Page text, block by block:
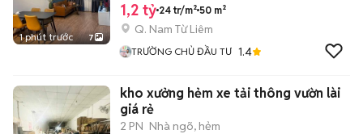
1 phút trước 7
1,2 tỷ 24 tr/m² 50 m²
Q. Nam Từ Liêm
TRƯỜNG CHỦ ĐẦU TƯ 1.4
kho xưởng hẻm xe tải thông vườn lài
giá rẻ
2 PN Nhà ngõ, hẻm